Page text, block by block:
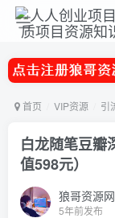
首页 VIP资源 引
白龙随笔豆瓣
值598元）
狼哥资源网
5年前发布